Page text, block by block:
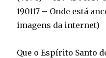
190117 – Onde está
imagens da internet)
Que o Espírito Santo